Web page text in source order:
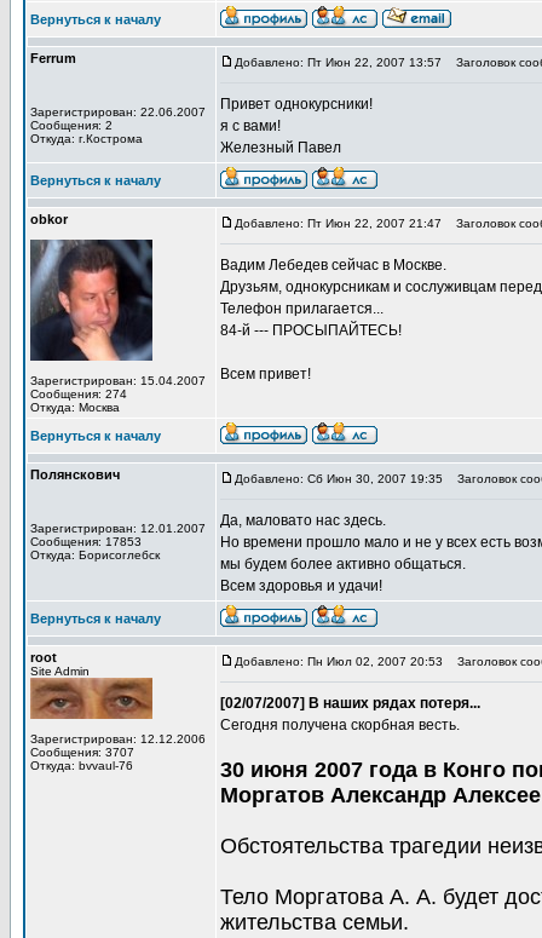
Вернуться к началу
Ferrum
Зарегистрирован: 22.06.2007
Сообщения: 2
Откуда: г.Кострома
Добавлено: Пт Июн 22, 2007 13:57 Заголовок
Привет однокурсники!
я с вами!
Железный Павел
Вернуться к началу
obkor
Зарегистрирован: 15.04.2007
Сообщения: 274
Откуда: Москва
Добавлено: Пт Июн 22, 2007 21:47 Заголовок
Вадим Лебедев сейчас в Москве.
Друзьям, однокурсникам и сослуживцам
Телефон прилагается...
84-й --- ПРОСЫПАЙТЕСЬ!
Всем привет!
Вернуться к началу
Полянскович
Зарегистрирован: 12.01.2007
Сообщения: 17853
Откуда: Борисоглебск
Добавлено: Сб Июн 30, 2007 19:35 Заголовок
Да, маловато нас здесь.
Но времени прошло мало и не у всех есть
мы будем более активно общаться.
Всем здоровья и удачи!
Вернуться к началу
root
Site Admin
Зарегистрирован: 12.12.2006
Сообщения: 3707
Откуда: bvvaul-76
Добавлено: Пн Июл 02, 2007 20:53 Заголовок
[02/07/2007] В наших рядах потеря...
Сегодня получена скорбная весть.
30 июня 2007 года в Конго
Моргатов Александр
Обстоятельства трагедии
Тело Моргатова А. А. будет
жительства семьи.